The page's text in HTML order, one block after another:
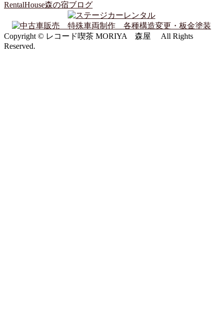
RentalHouse森の宿ブログ
Copyright © レコード喫茶 MORIYA 森屋 All Rights
Reserved.